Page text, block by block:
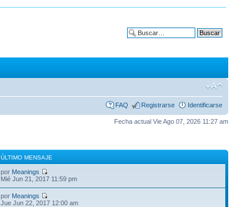
FAQ Registrarse Identificarse
Fecha actual Vie Ago 07, 2026 11:27 am
ÚLTIMO MENSAJE
por Meanings
Mié Jun 21, 2017 11:59 pm
por Meanings
Jue Jun 22, 2017 12:00 am